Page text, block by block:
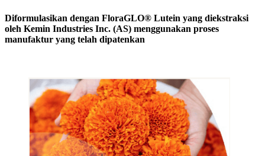
Diformulasikan dengan FloraGLO® Lutein yang diekstraksi
oleh Kemin Industries Inc. (AS) menggunakan proses
manufaktur yang telah dipatenkan